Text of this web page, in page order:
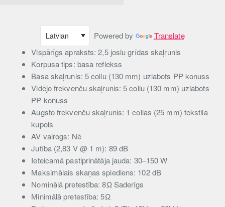
Powered by
Translate
Vispārīgs apraksts: 2,5 joslu grīdas skaļrunis
Korpusa tips: basa reflekss
Basa skaļrunis: 5 collu (130 mm) uzlabots PP konuss
Vidējo frekvenču skaļrunis: 5 collu (130 mm) uzlabots
PP konuss
Augsto frekvenču skaļrunis: 1 collas (25 mm) tekstila
kupols
AV vairogs: Nē
Jutība (2,83 V @ 1 m): 89 dB
Ieteicamā pastiprinātāja jauda: 30–150 W
Maksimālais skaņas spiediens: 102 dB
Nominālā pretestība: 8Ω Saderīgs
Minimālā pretestība: 5Ω